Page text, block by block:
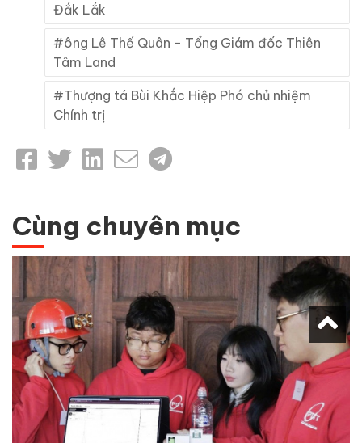
Đắk Lắk
ông Lê Thế Quân - Tổng Giám đốc Thiên
Tâm Land
Thượng tá Bùi Khắc Hiệp Phó chủ nhiệm
Chính trị
Cùng chuyên mục